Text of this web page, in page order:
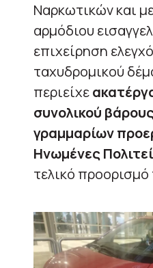
Ναρκωτικών και
αρμόδιου
επιχείρηση
ταχυδρομικού
περιείχε
συνολικού
γραμμαρίων
Ηνωμένες
τελικό